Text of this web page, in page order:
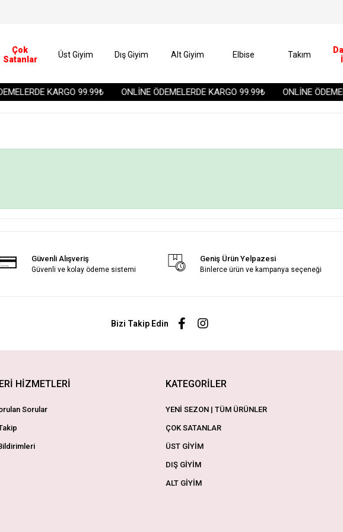
KARGO 99.99₺ ONLİNE ÖDEMELERDE KARGO 99.99₺ ONLİNE
Çok
Satanlar
Üst Giyim Dış Giyim Alt Giyim Elbise Takım
Güvenli Alışveriş
Güvenli ve kolay ödeme sistemi
Geniş Ürün Yelpazesi
Binlerce ürün ve kampanya seçeneği
Bizi Takip Edin
HİZMETLERİ
Sorular
KATEGORİLER
YENİ SEZON | TÜM ÜRÜNLER
ÇOK SATANLAR
ÜST GİYİM
DIŞ GİYİM
ALT GİYİM